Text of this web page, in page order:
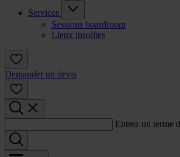
Services
Sessions boardroom
Lieux insolites
Demander un devis
Entrez un terme